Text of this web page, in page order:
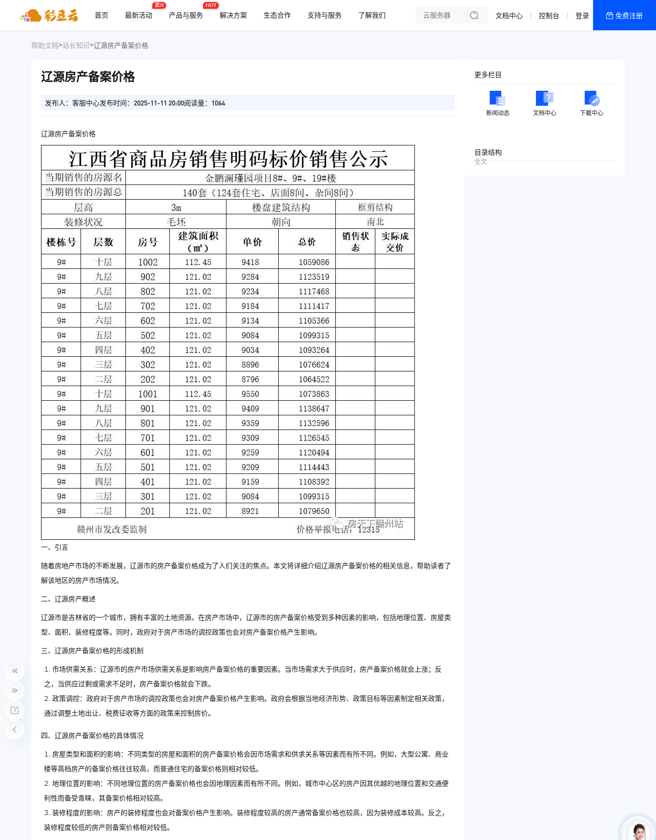
首页 最新活动
双11
产品与服务
HOT
解决方案 生态合作 支持与服务
了解我们
美国高防2区[推荐]
文档中心 控制台 登录 免费注册
帮助文档>站长知识>辽源房产备案价格
辽源房产备案价格
发布人：客服中心发布时间：2025-11-11 20:00阅读量：1064
辽源房产备案价格
一、引言
随着房地产市场的不断发展，辽源市的房产备案价格成为了人们关注的焦点。本文将详细介绍辽源房产备案价格的相关信息，帮助读者了
解该地区的房产市场情况。
二、辽源房产概述
辽源市是吉林省的一个城市，拥有丰富的土地资源。在房产市场中，辽源市的房产备案价格受到多种因素的影响，包括地理位置、房屋类
型、面积、装修程度等。同时，政府对于房产市场的调控政策也会对房产备案价格产生影响。
三、辽源房产备案价格的形成机制
市场供需关系：辽源市的房产市场供需关系是影响房产备案价格的重要因素。当市场需求大于供应时，房产备案价格就会上涨；反
之，当供应过剩或需求不足时，房产备案价格就会下跌。
政策调控：政府对于房产市场的调控政策也会对房产备案价格产生影响。政府会根据当地经济形势、政策目标等因素制定相关政策，
通过调整土地出让、税费征收等方面的政策来控制房价。
四、辽源房产备案价格的具体情况
房屋类型和面积的影响：不同类型的房屋和面积的房产备案价格会因市场需求和供求关系等因素而有所不同。例如，大型公寓、商业
楼等高档房产的备案价格往往较高，而普通住宅的备案价格则相对较低。
地理位置的影响：不同地理位置的房产备案价格也会因地理因素而有所不同。例如，城市中心区的房产因其优越的地理位置和交通便
利性而备受青睐，其备案价格相对较高。
装修程度的影响：房产的装修程度也会对备案价格产生影响。装修程度较高的房产通常备案价格也较高，因为装修成本较高。反之，
装修程度较低的房产则备案价格相对较低。
更多栏目
新闻动态 文档中心 下载中心
目录结构
全文